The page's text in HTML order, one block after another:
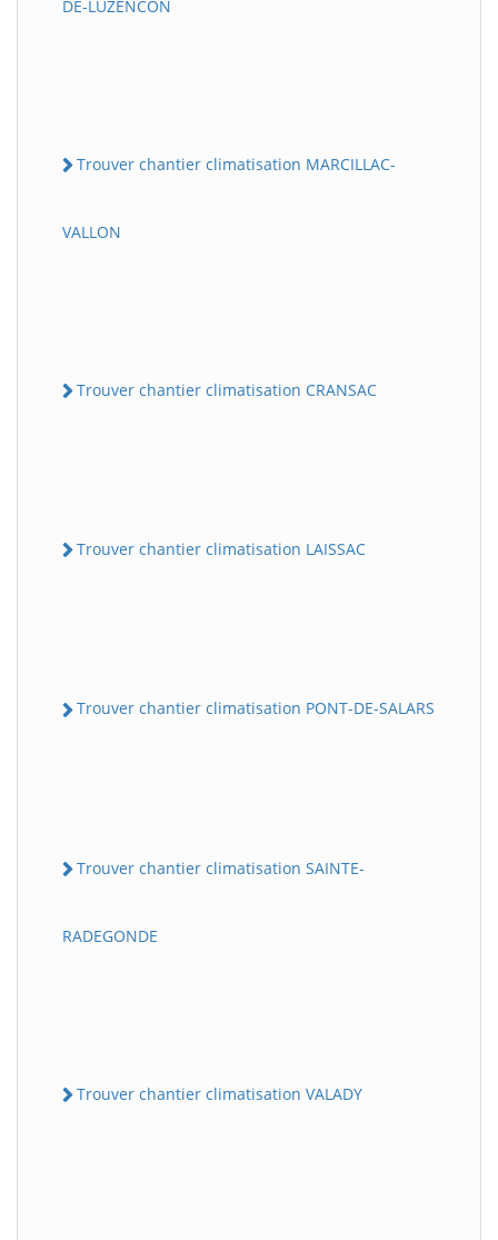
DE-LUZENCON
Trouver chantier climatisation MARCILLAC-
VALLON
Trouver chantier climatisation CRANSAC
Trouver chantier climatisation LAISSAC
Trouver chantier climatisation PONT-DE-SALARS
Trouver chantier climatisation SAINTE-
RADEGONDE
Trouver chantier climatisation VALADY